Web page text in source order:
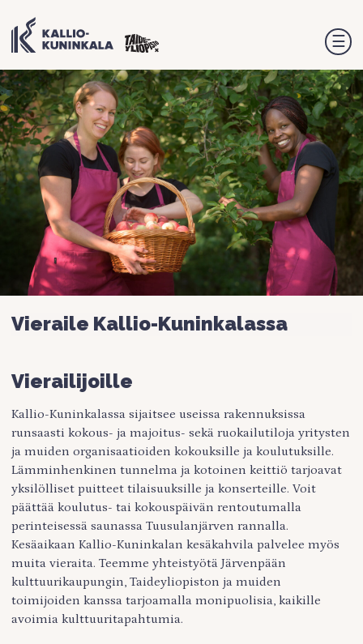
☰
Vieraile Kallio-Kuninkalassa
Vierailijoille
Kallio-Kuninkalassa sijaitsee useissa rakennuksissa
runsaasti kokous- ja majoitus- sekä ruokailutiloja yritysten
ja muiden organisaatioiden kokouksille ja koulutuksille.
Lämminhenkinen tunnelma ja kotoinen keittiö tarjoavat
yksilölliset puitteet tilaisuuksille ja konserteille. Voit
päättää koulutus- tai kokouspäivän rentoutumalla
perinteisessä saunassa Tuusulanjärven rannalla.
Kesäaikaan Kallio-Kuninkalan kesäkahvila palvelee myös
muita vieraita. Teemme yhteistyötä Järvenpään
kulttuurikaupungin, Taideyliopiston ja muiden
toimijoiden kanssa tarjoamalla monipuolisia, kaikille
avoimia kulttuuritapahtumia.